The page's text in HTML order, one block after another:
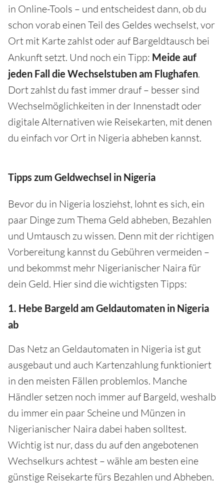
in Online-Tools – und entscheidest dann, ob du
schon vorab einen Teil des Geldes wechselst, vor
Ort mit Karte zahlst oder auf Bargeldtausch bei
Ankunft setzt. Und noch ein Tipp: Meide auf
jeden Fall die Wechselstuben am Flughafen.
Dort zahlst du fast immer drauf – besser sind
Wechselmöglichkeiten in der Innenstadt oder
digitale Alternativen wie Reisekarten, mit denen
du einfach vor Ort in Nigeria abheben kannst.
Tipps zum Geldwechsel in Nigeria
Bevor du in Nigeria losziehst, lohnt es sich, ein
paar Dinge zum Thema Geld abheben, Bezahlen
und Umtausch zu wissen. Denn mit der richtigen
Vorbereitung kannst du Gebühren vermeiden –
und bekommst mehr Nigerianischer Naira für
dein Geld. Hier sind die wichtigsten Tipps:
1. Hebe Bargeld am Geldautomaten in Nigeria
ab
Das Netz an Geldautomaten in Nigeria ist gut
ausgebaut und auch Kartenzahlung funktioniert
in den meisten Fällen problemlos. Manche
Händler setzen noch immer auf Bargeld, weshalb
du immer ein paar Scheine und Münzen in
Nigerianischer Naira dabei haben solltest.
Wichtig ist nur, dass du auf den angebotenen
Wechselkurs achtest – wähle am besten eine
günstige Reisekarte fürs Bezahlen und Abheben.